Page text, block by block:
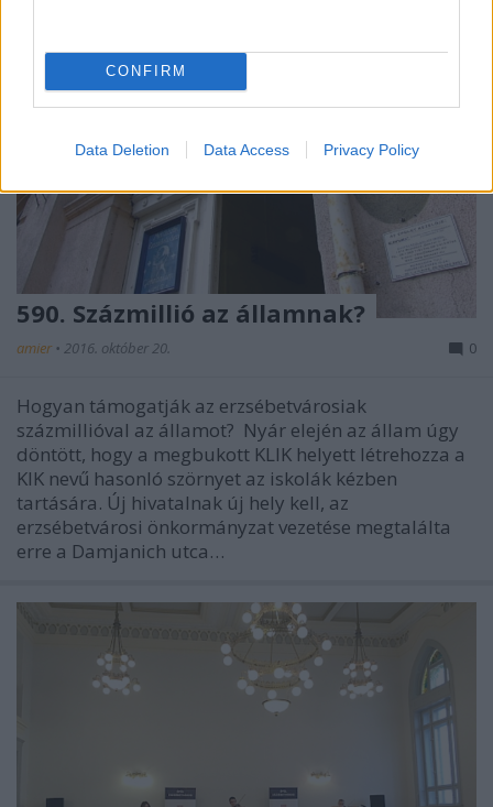
CONFIRM
Data Deletion Data Access Privacy Policy
590. Százmillió az államnak?
amier • 2016. október 20. 0
Hogyan támogatják az erzsébetvárosiak
százmillióval az államot? Nyár elején az állam úgy
döntött, hogy a megbukott KLIK helyett létrehozza a
KIK nevű hasonló szörnyet az iskolák kézben
tartására. Új hivatalnak új hely kell, az
erzsébetvárosi önkormányzat vezetése megtalálta
erre a Damjanich utca…